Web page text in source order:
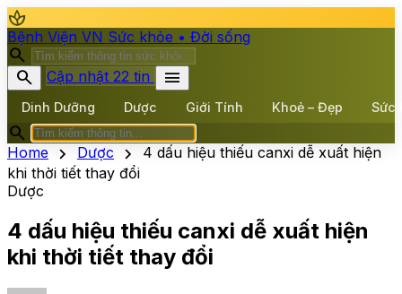
spa
Bệnh Viện VN Sức khỏe • Đời sống
search
search
Cập nhật 22 tin menu
Dinh Dưỡng Dược Giới Tính Khoẻ – Đẹp Sức
search
Home chevron_right Dược chevron_right
4 dấu hiệu thiếu canxi dễ xuất hiện
khi thời tiết thay đổi
Dược
4 dấu hiệu thiếu canxi dễ xuất hiện
khi thời tiết thay đổi